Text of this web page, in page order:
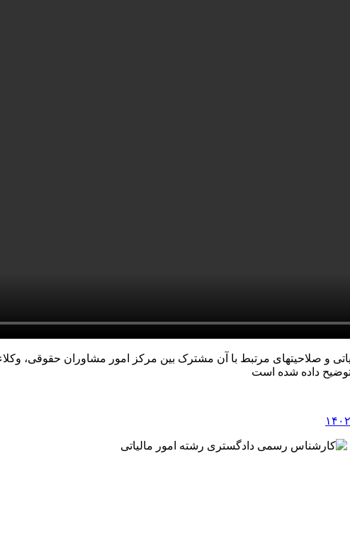
و صلاحیتهای مرتبط با آن مشترک بین مرکز امور مشاوران حقوقی،
داده شده است